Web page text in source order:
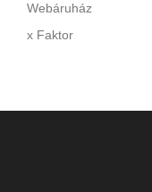
Webáruház
x Faktor